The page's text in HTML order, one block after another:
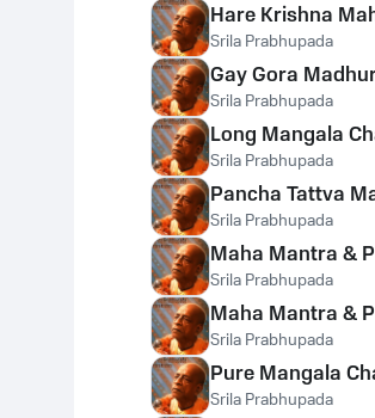
Hare Krishna
Srila Prabhupada
Gay Gora
Srila Prabhupada
Long Mangala
Srila Prabhupada
Pancha Tattva
Srila Prabhupada
Maha Mantra &
Srila Prabhupada
Maha Mantra &
Srila Prabhupada
Pure Mangala
Srila Prabhupada